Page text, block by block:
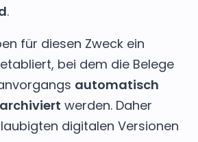
.
für diesen Zweck ein
bei dem die Belege
automatisch
archiviert werden. Daher
digitalen Versionen